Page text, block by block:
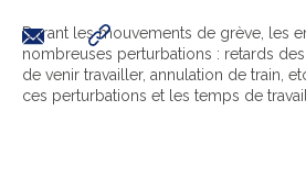
Durant les mouvements de grève, les
nombreuses perturbations : retards
de venir travailler, annulation de train,
ces perturbations et les temps de